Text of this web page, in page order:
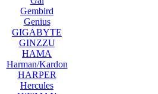
Gembird
Genius
GIGABYTE
GINZZU
HAMA
Harman/Kardon
HARPER
Hercules